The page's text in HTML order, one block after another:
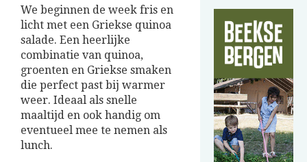
We beginnen de week fris en
licht met een Griekse quinoa
salade. Een heerlijke
combinatie van quinoa,
groenten en Griekse smaken
die perfect past bij warmer
weer. Ideaal als snelle
maaltijd en ook handig om
eventueel mee te nemen als
lunch.